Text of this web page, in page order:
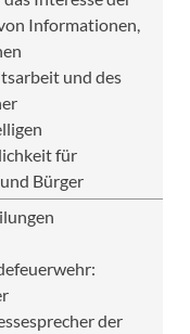
Informationen,
und des
für
Bürger
der